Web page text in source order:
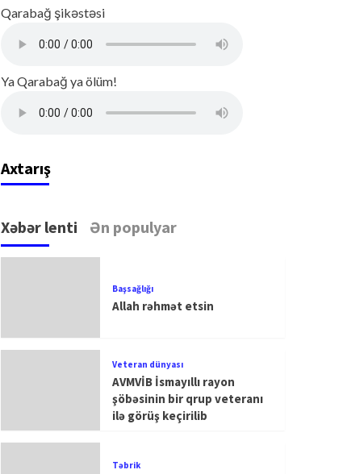
Qarabağ şikəstəsi
Ya Qarabağ ya ölüm!
Axtarış
Xəbər lenti Ən populyar
Başsağlığı
Allah rəhmət etsin
Veteran dünyası
AVMVİB İsmayıllı rayon
şöbəsinin bir qrup veteranı
ilə görüş keçirilib
Təbrik